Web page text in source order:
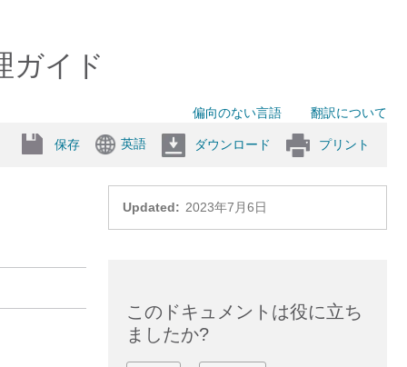
ガイド
偏向のない言語 翻訳について
保存 英語 ダウンロード プリント
Updated: 2023年7月6日
このドキュメントは役に立ち
ましたか?